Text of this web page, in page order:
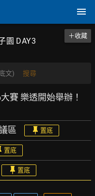
園 DAY3
＋收藏
文) 搜尋
賽 樂透開始舉辦！
區 置底
置底
置底